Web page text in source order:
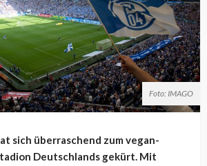
Foto: IMAGO
sich überraschend zum vegan-
Deutschlands gekürt. Mit